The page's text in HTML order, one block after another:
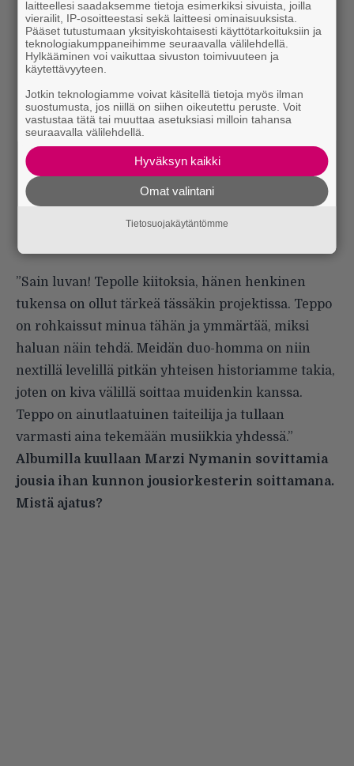
”Sain luvan! Tepolle kiitoksia, hänen henkinen
tukensa on ollut tärkeä tässäkin projektissa. Teppo
on rohkaissut minua tähän ja ymmärtää, miksi
haluan näin tehdä. Meidän duo-homma on niin
nextillä levelillä pitkän yhteisen historiamme takia,
joten on kiva välillä soittaa muidenkin kanssa.
Teppo on ainutlaatuinen taiteilija ja tullaan
varmasti aina tekemään musiikkia yhdessä.”
Albumilla kuullaan Marzi Nymanin sovittamia
jousia ihan kunnon jousiorkesterin soittamana.
Mistä ajatus?
laitteellesi saadaksemme tietoja esimerkiksi sivuista, joilla
vierailit, IP-osoitteestasi sekä laitteesi ominaisuuksista.
Pääset tutustumaan yksityiskohtaisesti käyttötarkoituksiin ja
teknologiakumppaneihimme seuraavalla välilehdellä.
Hylkääminen voi vaikuttaa sivuston toimivuuteen ja
käytettävyyteen.
Jotkin teknologiamme voivat käsitellä tietoja myös ilman
suostumusta, jos niillä on siihen oikeutettu peruste. Voit
vastustaa tätä tai muuttaa asetuksiasi milloin tahansa
seuraavalla välilehdellä.
Hyväksyn kaikki
Omat valintani
Tietosuojakäytäntömme